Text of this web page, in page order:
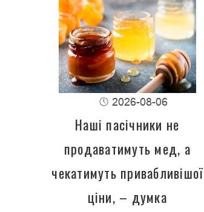
2026-08-06
Наші пасічники не
продаватимуть мед, а
чекатимуть привабливішої
ціни, – думка